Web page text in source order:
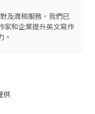
及潤稿服務，我們已
家和企業提升英文寫作
。
供